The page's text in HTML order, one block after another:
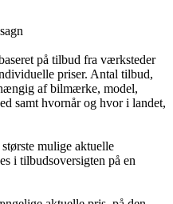
på tilbud fra værksteder
priser. Antal tilbud,
af bilmærke, model,
samt hvornår og hvor i landet,
mulige aktuelle
i tilbudsoversigten på en